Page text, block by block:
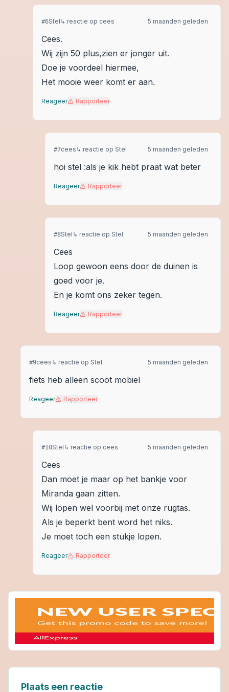
#6Stel ↳ reactie op cees 5 maanden geleden
Cees.
Wij zijn 50 plus,zien er jonger uit.
Doe je voordeel hiermee,
Het mooie weer komt er aan.
Reageer Rapporteer
#7cees ↳ reactie op Stel 5 maanden geleden
hoi stel :als je kik hebt praat wat beter
Reageer Rapporteer
#8Stel ↳ reactie op Stel 5 maanden geleden
Cees
Loop gewoon eens door de duinen is
goed voor je.
En je komt ons zeker tegen.
Reageer Rapporteer
#9cees ↳ reactie op Stel 5 maanden geleden
fiets heb alleen scoot mobiel
Reageer Rapporteer
#10Stel ↳ reactie op cees 5 maanden geleden
Cees
Dan moet je maar op het bankje voor
Miranda gaan zitten.
Wij lopen wel voorbij met onze rugtas.
Als je beperkt bent word het niks.
Je moet toch een stukje lopen.
Reageer Rapporteer
Plaats een reactie